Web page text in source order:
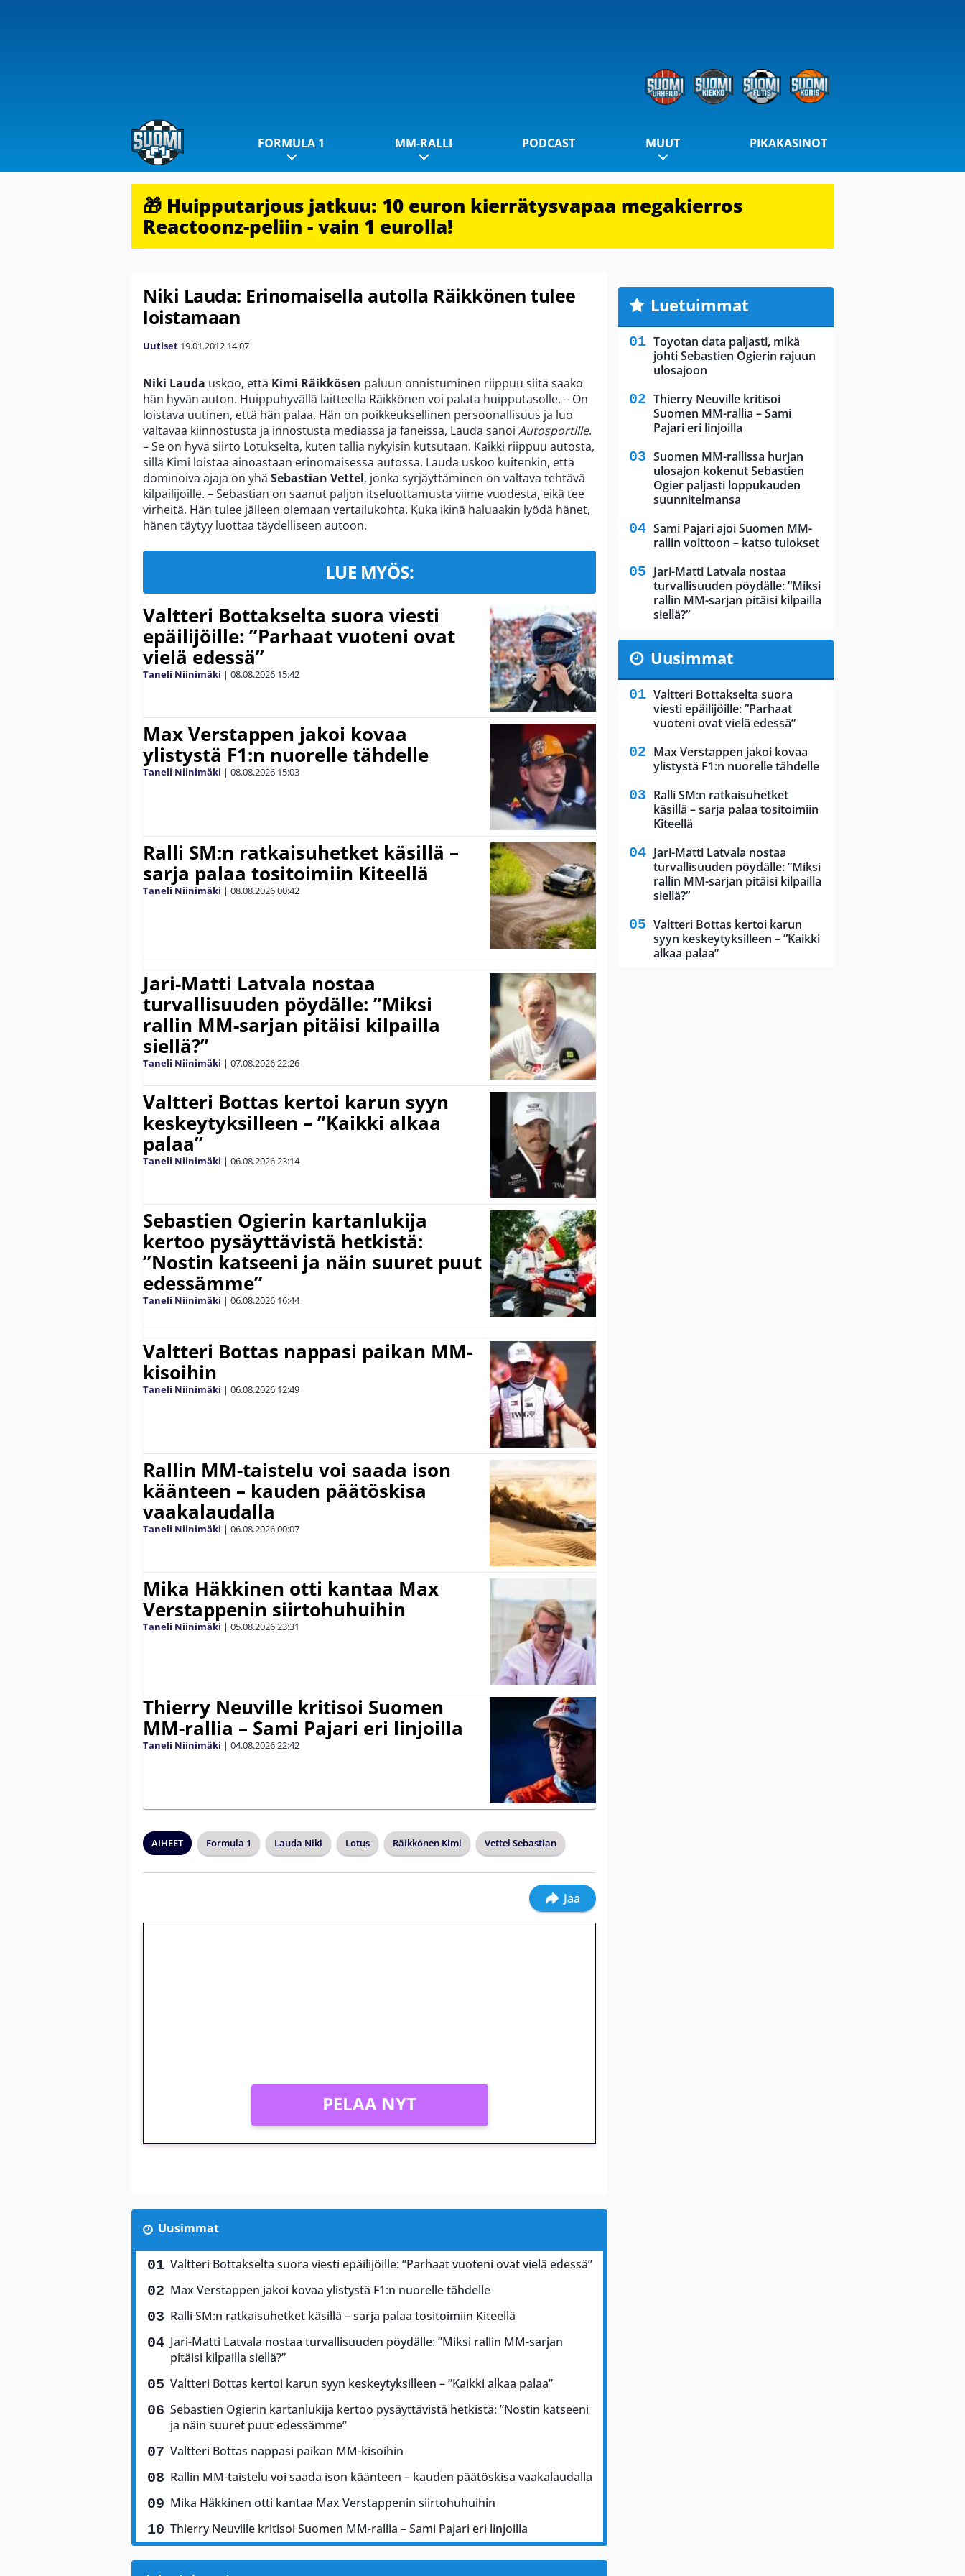
FORMULA 1 MM-RALLI PODCAST MUUT PIKAKASINOT
🎁 Huipputarjous jatkuu: 10 euron kierrätysvapaa megakierros
Reactoonz-peliin - vain 1 eurolla!
Niki Lauda: Erinomaisella autolla Räikkönen tulee
loistamaan
Uutiset 19.01.2012 14:07
Niki Lauda uskoo, että Kimi Räikkösen paluun onnistuminen riippuu siitä saako
hän hyvän auton. Huippuhyvällä laitteella Räikkönen voi palata huipputasolle. – On
loistava uutinen, että hän palaa. Hän on poikkeuksellinen persoonallisuus ja luo
valtavaa kiinnostusta ja innostusta mediassa ja faneissa, Lauda sanoi Autosportille.
– Se on hyvä siirto Lotukselta, kuten tallia nykyisin kutsutaan. Kaikki riippuu autosta,
sillä Kimi loistaa ainoastaan erinomaisessa autossa. Lauda uskoo kuitenkin, että
dominoiva ajaja on yhä Sebastian Vettel, jonka syrjäyttäminen on valtava tehtävä
kilpailijoille. – Sebastian on saanut paljon itseluottamusta viime vuodesta, eikä tee
virheitä. Hän tulee jälleen olemaan vertailukohta. Kuka ikinä haluaakin lyödä hänet,
hänen täytyy luottaa täydelliseen autoon.
LUE MYÖS:
Valtteri Bottakselta suora viesti
epäilijöille: ”Parhaat vuoteni ovat
vielä edessä”
Taneli Niinimäki | 08.08.2026 15:42
Max Verstappen jakoi kovaa
ylistystä F1:n nuorelle tähdelle
Taneli Niinimäki | 08.08.2026 15:03
Ralli SM:n ratkaisuhetket käsillä –
sarja palaa tositoimiin Kiteellä
Taneli Niinimäki | 08.08.202600:42
Jari-Matti Latvala nostaa
turvallisuuden pöydälle: ”Miksi
rallin MM-sarjan pitäisi kilpailla
siellä?”
Taneli Niinimäki | 07.08.202622:26
Valtteri Bottas kertoi karun syyn
keskeytyksilleen – ”Kaikki alkaa
palaa”
Taneli Niinimäki | 06.08.202623:14
Sebastien Ogierin kartanlukija
kertoo pysäyttävistä hetkistä:
”Nostin katseeni ja näin suuret puut
edessämme”
Taneli Niinimäki | 06.08.2026 16:44
Valtteri Bottas nappasi paikan MM-
kisoihin
Taneli Niinimäki | 06.08.2026 12:49
Rallin MM-taistelu voi saada ison
käänteen – kauden päätöskisa
vaakalaudalla
Taneli Niinimäki | 06.08.202600:07
Mika Häkkinen otti kantaa Max
Verstappenin siirtohuhuihin
Taneli Niinimäki | 05.08.202623:31
Thierry Neuville kritisoi Suomen
MM-rallia – Sami Pajari eri linjoilla
Taneli Niinimäki | 04.08.202622:42
AIHEET Formula 1 Lauda Niki Lotus Räikkönen Kimi Vettel Sebastian
Jaa
PELAA NYT
Uusimmat
Valtteri Bottakselta suora viesti epäilijöille: ”Parhaat vuoteni ovat vielä edessä”
Max Verstappen jakoi kovaa ylistystä F1:n nuorelle tähdelle
Ralli SM:n ratkaisuhetket käsillä – sarja palaa tositoimiin Kiteellä
Jari-Matti Latvala nostaa turvallisuuden pöydälle: ”Miksi rallin MM-sarjan
pitäisi kilpailla siellä?”
Valtteri Bottas kertoi karun syyn keskeytyksilleen – ”Kaikki alkaa palaa”
Sebastien Ogierin kartanlukija kertoo pysäyttävistä hetkistä: ”Nostin katseeni
ja näin suuret puut edessämme”
Valtteri Bottas nappasi paikan MM-kisoihin
Rallin MM-taistelu voi saada ison käänteen – kauden päätöskisa vaakalaudalla
Mika Häkkinen otti kantaa Max Verstappenin siirtohuhuihin
Thierry Neuville kritisoi Suomen MM-rallia – Sami Pajari eri linjoilla
Luetuimmat
Toyotan data paljasti, mikä
johti Sebastien Ogierin rajuun
ulosajoon
Thierry Neuville kritisoi
Suomen MM-rallia – Sami
Pajari eri linjoilla
Suomen MM-rallissa hurjan
ulosajon kokenut Sebastien
Ogier paljasti loppukauden
suunnitelmansa
Sami Pajari ajoi Suomen MM-
rallin voittoon – katso tulokset
Jari-Matti Latvala nostaa
turvallisuuden pöydälle: ”Miksi
rallin MM-sarjan pitäisi kilpailla
siellä?”
Uusimmat
Valtteri Bottakselta suora
viesti epäilijöille: ”Parhaat
vuoteni ovat vielä edessä”
Max Verstappen jakoi kovaa
ylistystä F1:n nuorelle tähdelle
Ralli SM:n ratkaisuhetket
käsillä – sarja palaa tositoimiin
Kiteellä
Jari-Matti Latvala nostaa
turvallisuuden pöydälle: ”Miksi
rallin MM-sarjan pitäisi kilpailla
siellä?”
Valtteri Bottas kertoi karun
syyn keskeytyksilleen – ”Kaikki
alkaa palaa”